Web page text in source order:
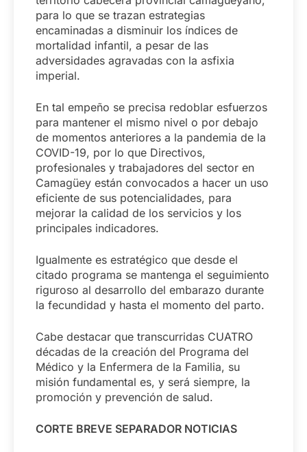
para lo que se trazan estrategias
encaminadas a disminuir los índices de
mortalidad infantil, a pesar de las
adversidades agravadas con la asfixia
imperial.
En tal empeño se precisa redoblar esfuerzos
para mantener el mismo nivel o por debajo
de momentos anteriores a la pandemia de la
COVID-19, por lo que Directivos,
profesionales y trabajadores del sector en
Camagüey están convocados a hacer un uso
eficiente de sus potencialidades, para
mejorar la calidad de los servicios y los
principales indicadores.
Igualmente es estratégico que desde el
citado programa se mantenga el seguimiento
riguroso al desarrollo del embarazo durante
la fecundidad y hasta el momento del parto.
Cabe destacar que transcurridas CUATRO
décadas de la creación del Programa del
Médico y la Enfermera de la Familia, su
misión fundamental es, y será siempre, la
promoción y prevención de salud.
CORTE BREVE SEPARADOR NOTICIAS